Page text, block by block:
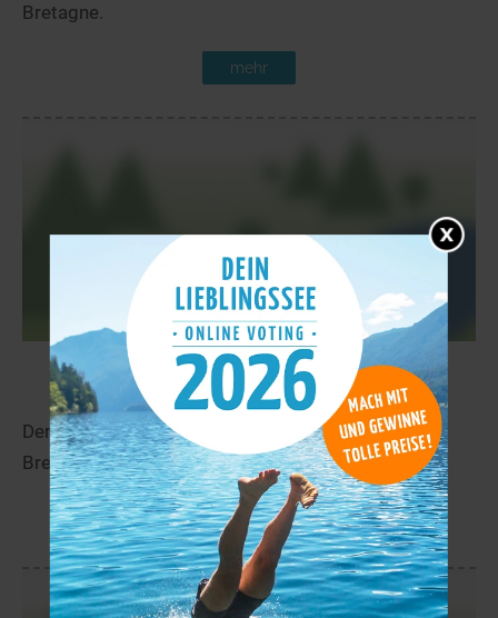
Bretagne.
mehr
Étang de Priziac 72,6 km
Der Étang de Priziac liegt in der Nähe von Priziac in
Bretagne.
mehr